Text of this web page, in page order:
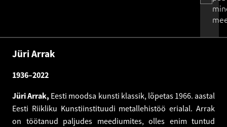
Jüri Arrak
1936–2022
Jüri Arrak, Eesti moodsa kunsti klassik, lõpetas 1966. aastal
Eesti Riikliku Kunstiinstituudi metallehistöö erialal. Arrak
on töötanud paljudes meediumites, olles enim tuntud